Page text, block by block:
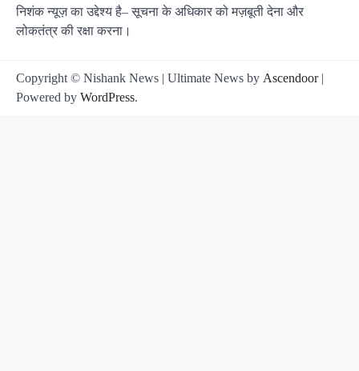
निशंक न्यूज़ का उद्देश्य है– सूचना के अधिकार को मज़बूती देना और
लोकतंत्र की रक्षा करना।
Copyright © Nishank News | Ultimate News by Ascendoor|
Powered by WordPress.